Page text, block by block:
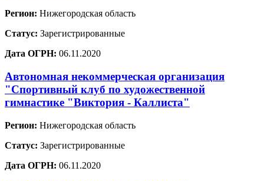
Регион: Нижегородская область
Статус: Зарегистрированные
Дата ОГРН: 06.11.2020
Автономная некоммерческая организация
"Спортивный клуб по художественной
гимнастике "Виктория - Каллиста"
Регион: Нижегородская область
Статус: Зарегистрированные
Дата ОГРН: 06.11.2020